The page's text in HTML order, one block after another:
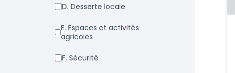
d. Desserte locale
e. Espaces et activités
agricoles
f. Sécurité